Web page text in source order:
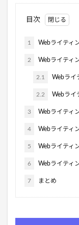
目次
1 Webライティ
2 Webライティ
2.1 Webライ
2.2 Webライ
3 Webライティ
4 Webライティ
5 Webライティ
6 Webライティ
7 まとめ